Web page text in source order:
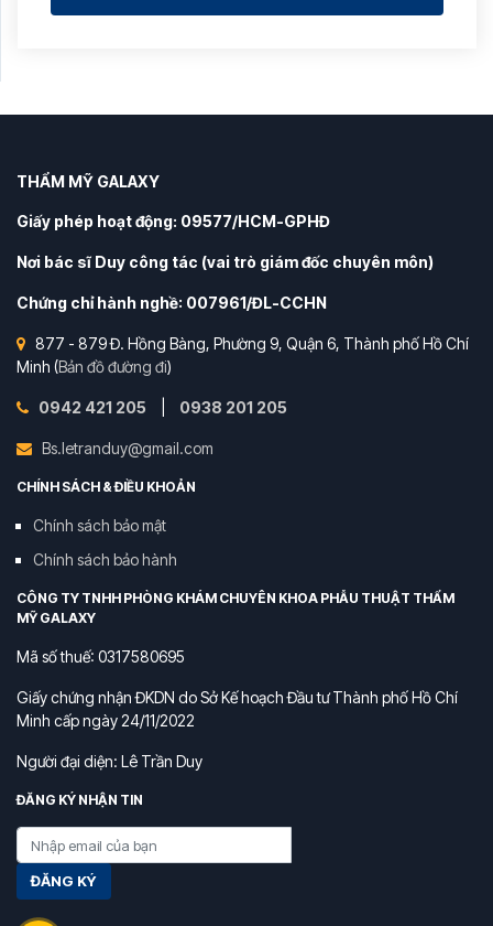
THẨM MỸ GALAXY
Giấy phép hoạt động: 09577/HCM-GPHĐ
Nơi bác sĩ Duy công tác (vai trò giám đốc chuyên môn)
Chứng chỉ hành nghề: 007961/ĐL-CCHN
877 - 879 Đ. Hồng Bàng, Phường 9, Quận 6, Thành phố Hồ Chí
Minh (Bản đồ đường đi)
0942 421 205 0938 201 205
Bs.letranduy@gmail.com
CHÍNH SÁCH & ĐIỀU KHOẢN
Chính sách bảo mật
Chính sách bảo hành
CÔNG TY TNHH PHÒNG KHÁM CHUYÊN KHOA PHẪU THUẬT THẨM
MỸ GALAXY
Mã số thuế: 0317580695
Giấy chứng nhận ĐKDN do Sở Kế hoạch Đầu tư Thành phố Hồ Chí
Minh cấp ngày 24/11/2022
Người đại diện: Lê Trần Duy
ĐĂNG KÝ NHẬN TIN
ĐĂNG KÝ